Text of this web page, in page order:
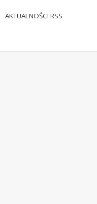
AKTUALNOŚCI RSS